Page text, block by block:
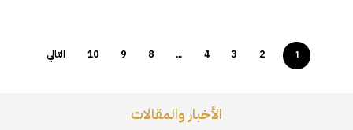
1
2
3
4
…
8
9
10 التالي
الأخبار والمقالات